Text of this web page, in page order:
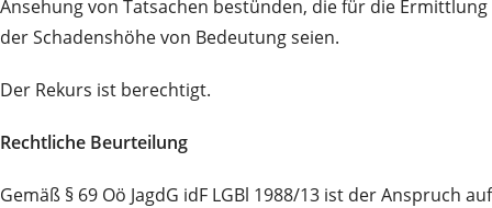
Ansehung von Tatsachen bestünden, die für die Ermittlung
der Schadenshöhe von Bedeutung seien.
Der Rekurs ist berechtigt.
Rechtliche Beurteilung
Gemäß § 69 Oö JagdG idF LGBl 1988/13 ist der Anspruch auf